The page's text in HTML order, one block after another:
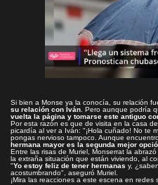
Si bien a Monse ya la conocía, su relación
su relación con Iván . Pero aunque podría
vuelta la página y tomarse este antiguo
Por esta razón es que de visita en la casa
picardía al ver a Iván: "¡Hola cuñado! No te
pongas nervioso tampoco. Aunque
hermana mayor es la segunda mejor
Entre las risas de Muriel, Monserrat la
la extraña situación que están viviendo, al
"Yo estoy feliz de tener hermanas y,
acostumbrando", aseguró Muriel.
¡Mira las reacciones a este escena en redes